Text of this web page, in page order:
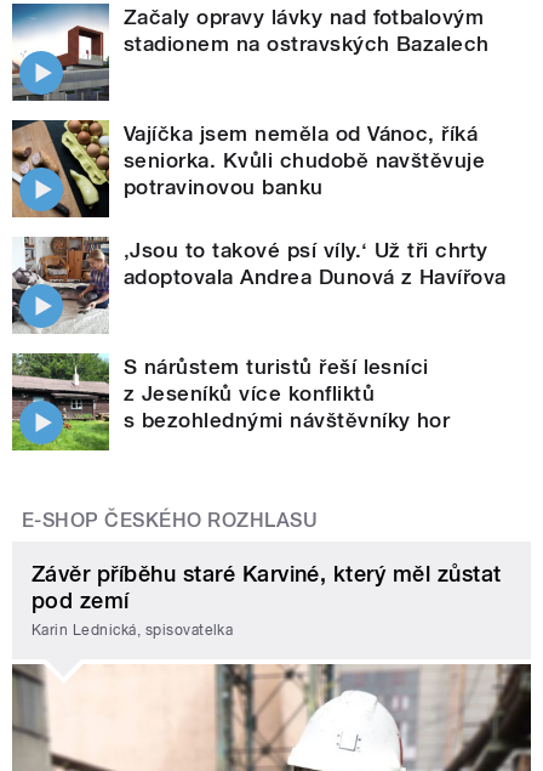
Začaly opravy lávky nad fotbalovým
stadionem na ostravských Bazalech
Vajíčka jsem neměla od Vánoc, říká
seniorka. Kvůli chudobě navštěvuje
potravinovou banku
‚Jsou to takové psí víly.‘ Už tři chrty
adoptovala Andrea Dunová z Havířova
S nárůstem turistů řeší lesníci
z Jeseníků více konfliktů
s bezohlednými návštěvníky hor
E-SHOP ČESKÉHO ROZHLASU
Závěr příběhu staré Karviné, který měl zůstat
pod zemí
Karin Lednická, spisovatelka